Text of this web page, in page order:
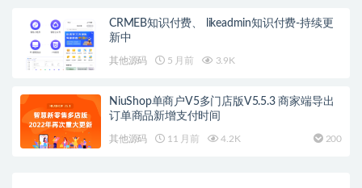
CRMEB知识付费、 likeadmin知识付费-持续更
新中
其他源码 5 月前 3.9K
NiuShop单商户V5多门店版V5.5.3 商家端导出
订单商品新增支付时间
其他源码 11 月前 4.2K 200